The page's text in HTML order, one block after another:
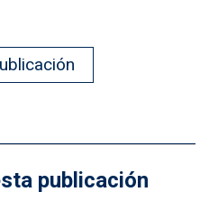
publicación